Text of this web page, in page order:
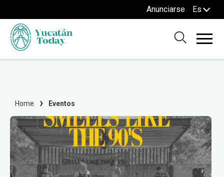
Anunciarse Es
Home Eventos